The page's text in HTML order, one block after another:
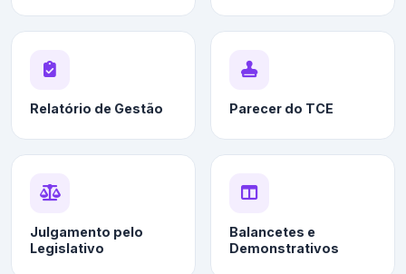
Relatório de Gestão Parecer do TCE
Julgamento pelo
Legislativo
Balancetes e
Demonstrativos